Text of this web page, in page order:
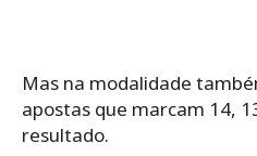
Mas na modalidade
apostas que marcam 14,
resultado.